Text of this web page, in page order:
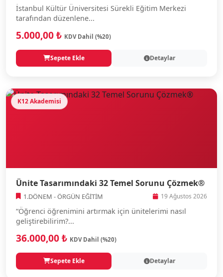
İstanbul Kültür Üniversitesi Sürekli Eğitim Merkezi
tarafından düzenlene...
5.000,00 ₺ KDV Dahil (%20)
Sepete Ekle Detaylar
K12 Akademisi
Ünite Tasarımındaki 32 Temel Sorunu Çözmek®
1.DÖNEM - ÖRGÜN EĞİTİM 19 Ağustos 2026
“Öğrenci öğrenimini artırmak için ünitelerimi nasıl
geliştirebilirim?...
36.000,00 ₺ KDV Dahil (%20)
Sepete Ekle Detaylar